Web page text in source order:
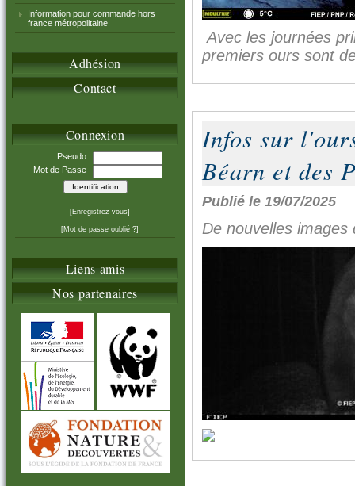
Information pour commande hors
france métropolitaine
Adhésion
Contact
Connexion
Pseudo
Mot de Passe
[Enregistrez vous]
[Mot de passe oublié ?]
Liens amis
Nos partenaires
Avec les journées
premiers ours sont
Infos sur
Béarn et des
Publié le 19/07/2025
De nouvelles